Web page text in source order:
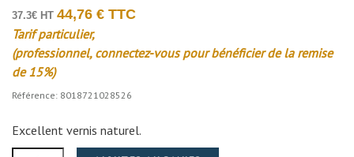
37.3€ HT 44,76 € TTC
Tarif particulier,
(professionnel, connectez-vous pour bénéficier de la remise
de 15%)
Référence: 8018721028526
Excellent vernis naturel.